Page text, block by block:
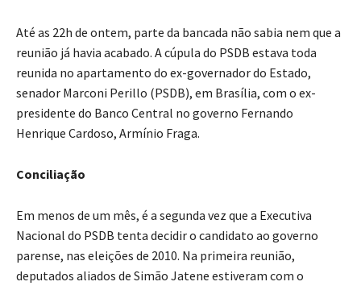
Até as 22h de ontem, parte da bancada não sabia nem que a
reunião já havia acabado. A cúpula do PSDB estava toda
reunida no apartamento do ex-governador do Estado,
senador Marconi Perillo (PSDB), em Brasília, com o ex-
presidente do Banco Central no governo Fernando
Henrique Cardoso, Armínio Fraga.
Conciliação
Em menos de um mês, é a segunda vez que a Executiva
Nacional do PSDB tenta decidir o candidato ao governo
parense, nas eleições de 2010. Na primeira reunião,
deputados aliados de Simão Jatene estiveram com o